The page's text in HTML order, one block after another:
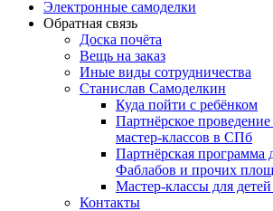
Электронные самоделки
Обратная связь
Доска почёта
Вещь на заказ
Иные виды сотрудничества
Станислав Самоделкин
Куда пойти с ребёнком
Партнёрское
мастер-классов в СПб
Партнёрская
Фаблабов и прочих
Мастер-классы для
Контакты